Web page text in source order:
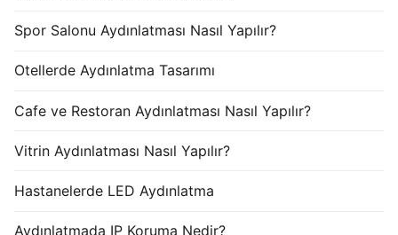
Spor Salonu Aydınlatması Nasıl Yapılır?
Otellerde Aydınlatma Tasarımı
Cafe ve Restoran Aydınlatması Nasıl Yapılır?
Vitrin Aydınlatması Nasıl Yapılır?
Hastanelerde LED Aydınlatma
Aydınlatmada IP Koruma Nedir?